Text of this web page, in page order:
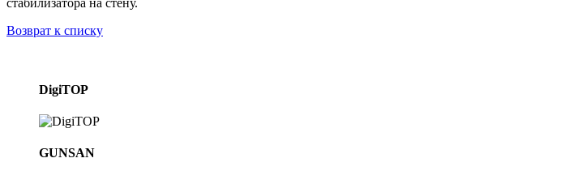
Возврат к списку
DigiTOP
GUNSAN